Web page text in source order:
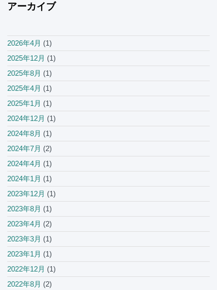
アーカイブ
2026年4月 (1)
2025年12月 (1)
2025年8月 (1)
2025年4月 (1)
2025年1月 (1)
2024年12月 (1)
2024年8月 (1)
2024年7月 (2)
2024年4月 (1)
2024年1月 (1)
2023年12月 (1)
2023年8月 (1)
2023年4月 (2)
2023年3月 (1)
2023年1月 (1)
2022年12月 (1)
2022年8月 (2)